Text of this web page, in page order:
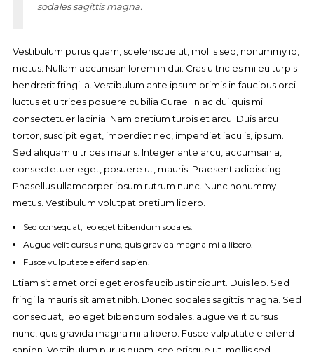
sodales sagittis magna.
Vestibulum purus quam, scelerisque ut, mollis sed, nonummy id,
metus. Nullam accumsan lorem in dui. Cras ultricies mi eu turpis
hendrerit fringilla. Vestibulum ante ipsum primis in faucibus orci
luctus et ultrices posuere cubilia Curae; In ac dui quis mi
consectetuer lacinia. Nam pretium turpis et arcu. Duis arcu
tortor, suscipit eget, imperdiet nec, imperdiet iaculis, ipsum.
Sed aliquam ultrices mauris. Integer ante arcu, accumsan a,
consectetuer eget, posuere ut, mauris. Praesent adipiscing.
Phasellus ullamcorper ipsum rutrum nunc. Nunc nonummy
metus. Vestibulum volutpat pretium libero.
Sed consequat, leo eget bibendum sodales.
Augue velit cursus nunc, quis gravida magna mi a libero.
Fusce vulputate eleifend sapien.
Etiam sit amet orci eget eros faucibus tincidunt. Duis leo. Sed
fringilla mauris sit amet nibh. Donec sodales sagittis magna. Sed
consequat, leo eget bibendum sodales, augue velit cursus
nunc, quis gravida magna mi a libero. Fusce vulputate eleifend